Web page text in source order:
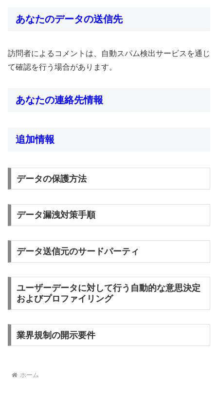
あなたのデータの送信先
訪問者によるコメントは、自動スパム検出サービスを通じ
て確認を行う場合があります。
あなたの連絡先情報
追加情報
データの保護方法
データ漏洩対策手順
データ送信元のサードパーティ
ユーザーデータに対して行う自動的な意思決定
およびプロファイリング
業界規制の開示要件
ホーム